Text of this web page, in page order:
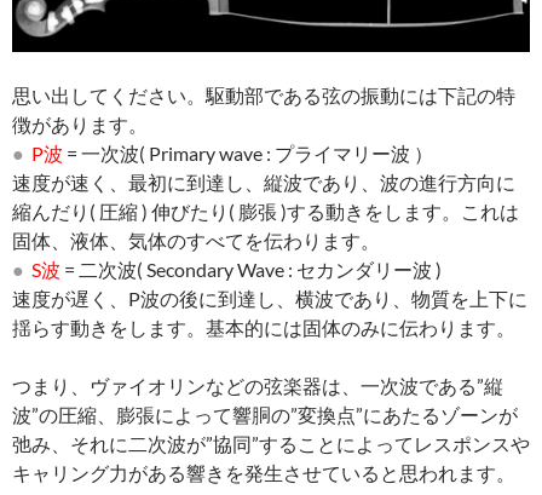
思い出してください。駆動部である弦の振動には下記の特
徴があります。
● P波 = 一次波( Primary wave : プライマリー波 ）
速度が速く、最初に到達し、縦波であり、波の進行方向に
縮んだり( 圧縮 ) 伸びたり( 膨張 )する動きをします。これは
固体、液体、気体のすべてを伝わります。
● S波 = 二次波( Secondary Wave : セカンダリー波 )
速度が遅く、P波の後に到達し、横波であり、物質を上下に
揺らす動きをします。基本的には固体のみに伝わります。
つまり、ヴァイオリンなどの弦楽器は、一次波である”縦
波”の圧縮、膨張によって響胴の”変換点”にあたるゾーンが
弛み、それに二次波が”協同”することによってレスポンスや
キャリング力がある響きを発生させていると思われます。